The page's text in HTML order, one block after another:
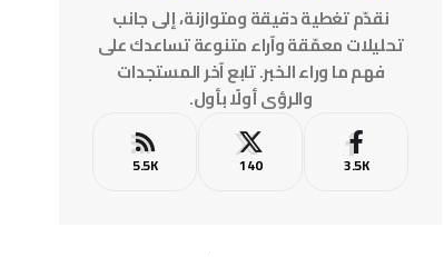
نقدّم تغطية دقيقة ومتوازنة، إلى جانب
تحليلات معمّقة وآراء متنوعة تساعدك على
فهم ما وراء الخبر. تابع آخر المستجدات
والرؤى أولًا بأول.
3.5K
140
5.5K